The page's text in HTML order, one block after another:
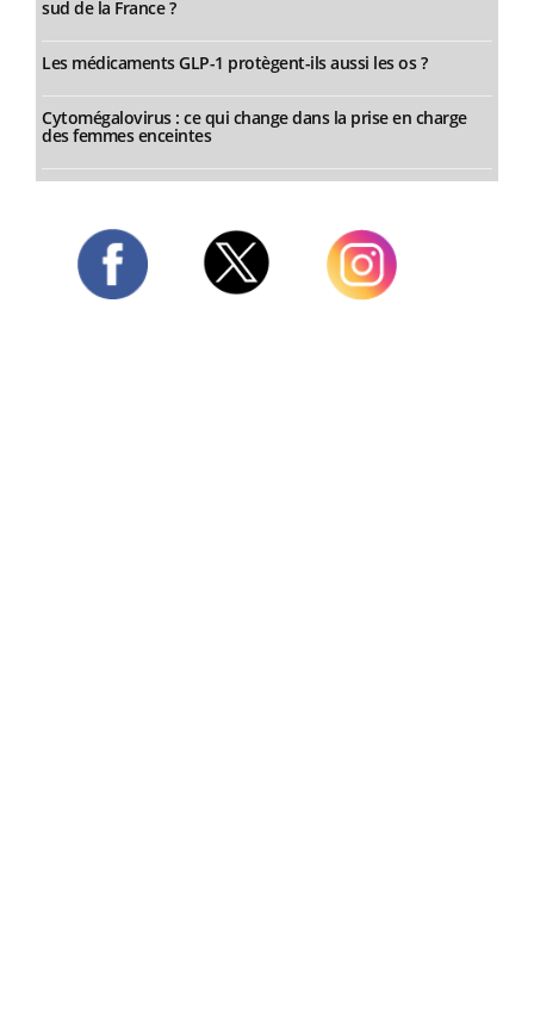
sud de la France ?
Les médicaments GLP-1 protègent-ils aussi les os ?
Cytomégalovirus : ce qui change dans la prise en charge
des femmes enceintes